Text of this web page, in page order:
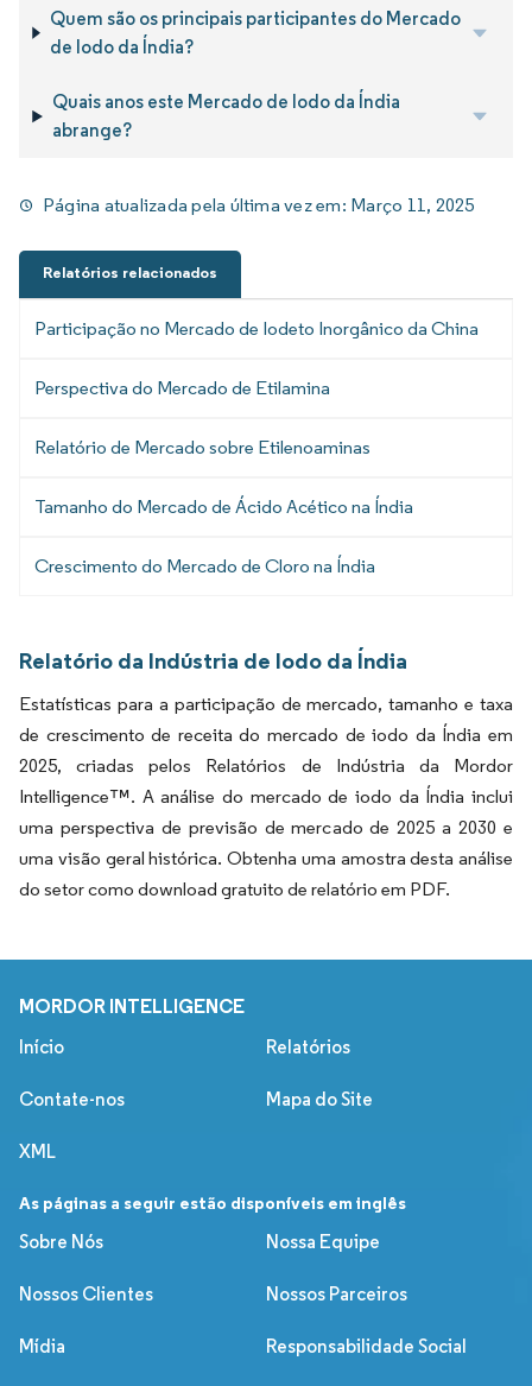
Quem são os principais participantes do Mercado
de Iodo da Índia?
Quais anos este Mercado de Iodo da Índia
abrange?
Página atualizada pela última vez em: Março 11, 2025
Relatórios relacionados
Participação no Mercado de Iodeto Inorgânico da China
Perspectiva do Mercado de Etilamina
Relatório de Mercado sobre Etilenoaminas
Tamanho do Mercado de Ácido Acético na Índia
Crescimento do Mercado de Cloro na Índia
Relatório da Indústria de Iodo da Índia
Estatísticas para a participação de mercado, tamanho e taxa
de crescimento de receita do mercado de iodo da Índia em
2025, criadas pelos Relatórios de Indústria da Mordor
Intelligence™. A análise do mercado de iodo da Índia inclui
uma perspectiva de previsão de mercado de 2025 a 2030 e
uma visão geral histórica. Obtenha uma amostra desta análise
do setor como download gratuito de relatório em PDF.
MORDOR INTELLIGENCE
Início Relatórios
Contate-nos Mapa do Site
XML
As páginas a seguir estão disponíveis em inglês
Sobre Nós
Nossa Equipe
Nossos Clientes Nossos Parceiros
Mídia Responsabilidade Social